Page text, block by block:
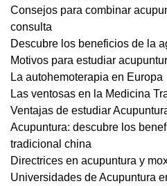
Consejos para combinar
consulta
Descubre los beneficios de la
Motivos para estudiar
La autohemoterapia en Europa
Las ventosas en la Medicina
Ventajas de estudiar
Acupuntura: descubre los
tradicional china
Directrices en acupuntura y
Universidades de Acupuntura